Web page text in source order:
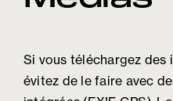
Si vous téléchargez des
évitez de le faire avec